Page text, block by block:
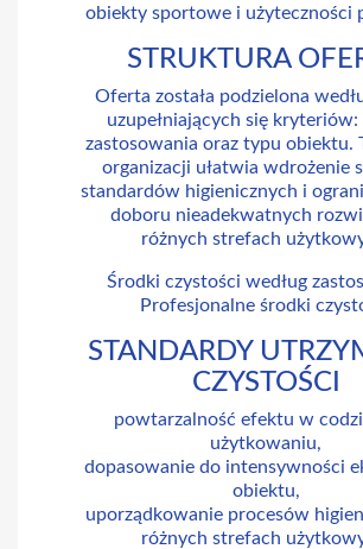
obiekty sportowe i użyteczności
STRUKTURA
Oferta została podzielona
uzupełniających się kryteriów:
zastosowania oraz typu obiektu.
organizacji ułatwia wdrożenie
standardów higienicznych i
doboru nieadekwatnych
różnych strefach
Środki czystości według
Profesjonalne środki
STANDARDY
CZYSTOŚCI
powtarzalność efektu w
użytkowaniu,
dopasowanie do intensywności
obiektu,
uporządkowanie procesów
różnych strefach